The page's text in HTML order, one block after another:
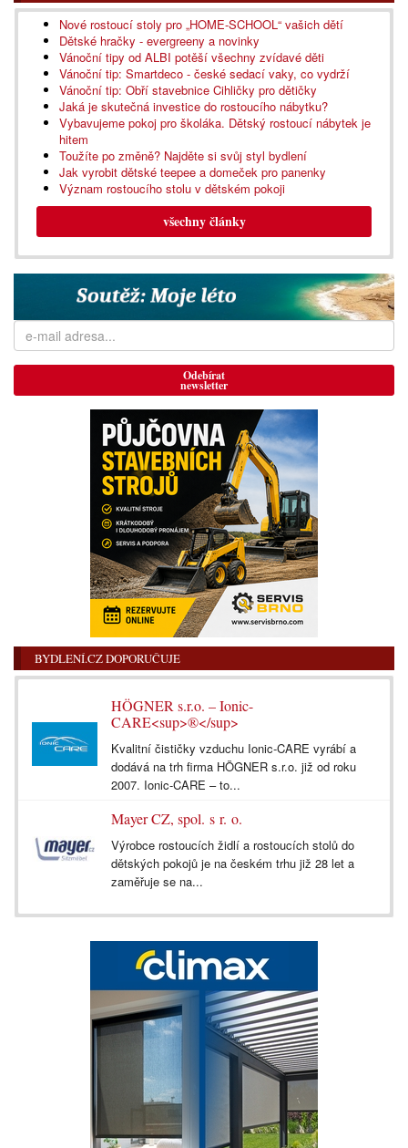
Nové rostoucí stoly pro „HOME-SCHOOL“ vašich dětí
Dětské hračky - evergreeny a novinky
Vánoční tipy od ALBI potěší všechny zvídavé děti
Vánoční tip: Smartdeco - české sedací vaky, co vydrží
Vánoční tip: Obří stavebnice Cihličky pro dětičky
Jaká je skutečná investice do rostoucího nábytku?
Vybavujeme pokoj pro školáka. Dětský rostoucí nábytek je
hitem
Toužíte po změně? Najděte si svůj styl bydlení
Jak vyrobit dětské teepee a domeček pro panenky
Význam rostoucího stolu v dětském pokoji
všechny články
Odebírat
newsletter
BYDLENÍ.CZ DOPORUČUJE
HÖGNER s.r.o. – Ionic-
CARE<sup>®</sup>
Kvalitní čističky vzduchu Ionic-CARE vyrábí a
dodává na trh firma HÖGNER s.r.o. již od roku
2007. Ionic-CARE – to...
Mayer CZ, spol. s r. o.
Výrobce rostoucích židlí a rostoucích stolů do
dětských pokojů je na českém trhu již 28 let a
zaměřuje se na...